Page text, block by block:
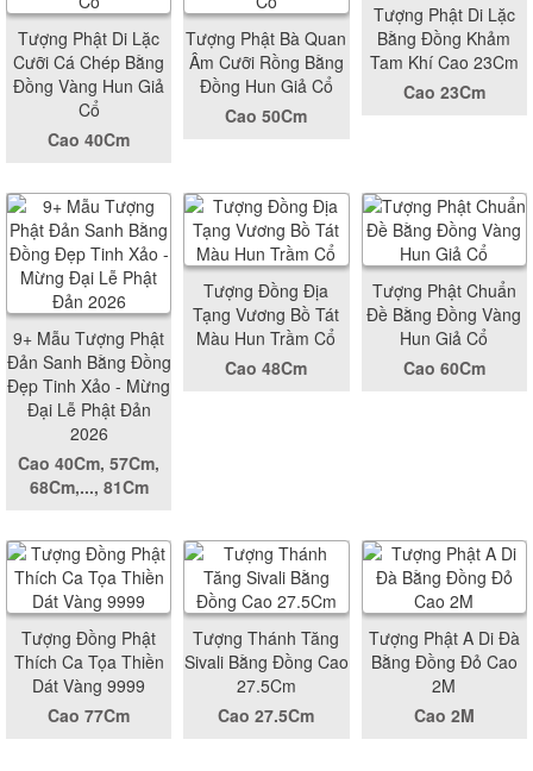
Tượng Phật Di Lặc
Cưỡi Cá Chép Bằng
Đồng Vàng Hun Giả
Cổ
Cao 40Cm
Tượng Phật Bà Quan
Âm Cưỡi Rồng Bằng
Đồng Hun Giả Cổ
Cao 50Cm
Tượng Phật Di Lặc
Bằng Đồng Khảm
Tam Khí Cao 23Cm
Cao 23Cm
9+ Mẫu Tượng Phật
Đản Sanh Bằng Đồng
Đẹp Tinh Xảo - Mừng
Đại Lễ Phật Đản
2026
Cao 40Cm, 57Cm,
68Cm,..., 81Cm
Tượng Đồng Địa
Tạng Vương Bồ Tát
Màu Hun Trầm Cổ
Cao 48Cm
Tượng Phật Chuẩn
Đề Bằng Đồng Vàng
Hun Giả Cổ
Cao 60Cm
Tượng Đồng Phật
Thích Ca Tọa Thiền
Dát Vàng 9999
Cao 77Cm
Tượng Thánh Tăng
Sivali Bằng Đồng Cao
27.5Cm
Cao 27.5Cm
Tượng Phật A Di Đà
Bằng Đồng Đỏ Cao
2M
Cao 2M